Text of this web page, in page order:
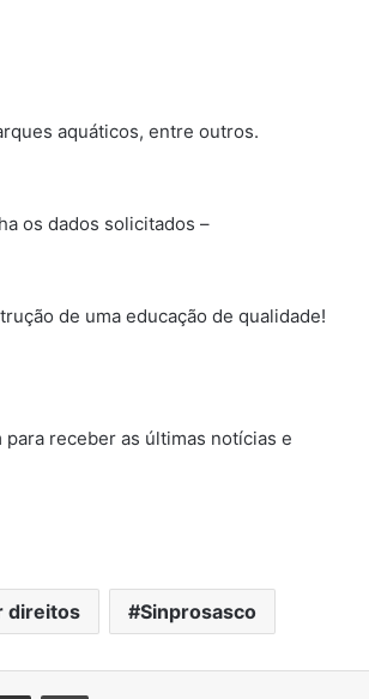
aquáticos, entre outros.
os dados solicitados –
de uma educação de qualidade!
receber as últimas notícias e
direitos Sinprosasco